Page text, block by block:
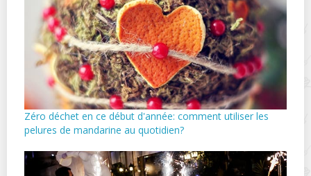
Zéro déchet en ce début d'année: comment utiliser les
pelures de mandarine au quotidien?